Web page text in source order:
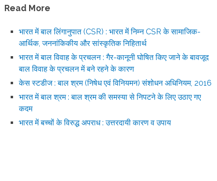
Read More
भारत में बाल लिंगानुपात (CSR) : भारत में निम्न CSR के सामाजिक-
आर्थिक, जननांकिकीय और सांस्कृतिक निहितार्थ
भारत में बाल विवाह के प्रचलन : गैर-कानूनी घोषित किए जाने के बावजूद
बाल विवाह के प्रचलन में बने रहने के कारण
केस स्टडीज : बाल श्रम (निषेध एवं विनियमन) संशोधन अधिनियम, 2016
भारत में बाल श्रम : बाल श्रम की समस्या से निपटने के लिए उठाए गए
कदम
भारत में बच्चों के विरुद्ध अपराध : उत्तरदायी कारण व उपाय